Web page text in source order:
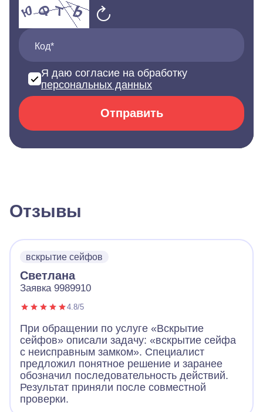
Код*
Я даю согласие на обработку
персональных данных
Отправить
Отзывы
вскрытие сейфов
Светлана
Заявка 9989910
4.8/5
При обращении по услуге «Вскрытие
сейфов» описали задачу: «вскрытие сейфа
с неисправным замком». Специалист
предложил понятное решение и заранее
обозначил последовательность действий.
Результат приняли после совместной
проверки.